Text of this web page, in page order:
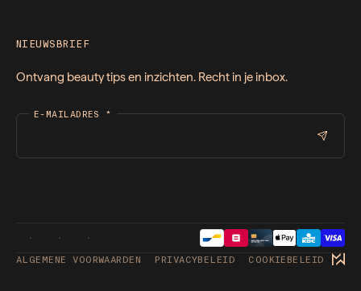
NIEUWSBRIEF
Ontvang beauty tips en inzichten. Recht in je inbox.
E-MAILADRES *
ALGEMENE VOORWAARDEN PRIVACYBELEID COOKIEBELEID